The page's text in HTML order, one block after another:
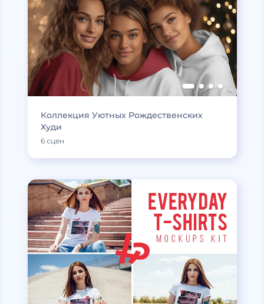
Коллекция Уютных Рождественских
Худи
6 сцен